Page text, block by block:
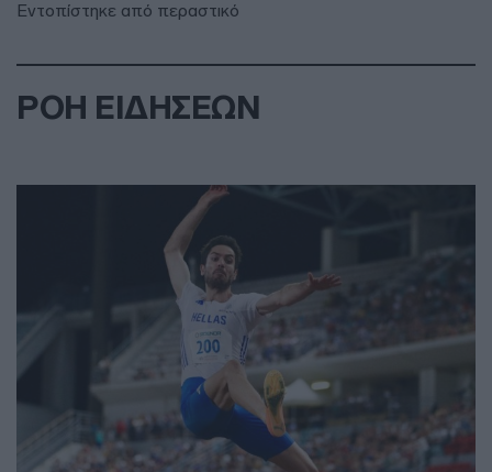
Εντοπίστηκε από περαστικό
ΡΟΗ ΕΙΔΗΣΕΩΝ